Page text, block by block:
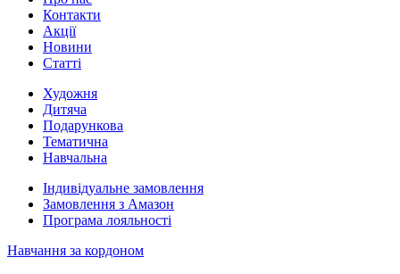
Контакти
Акції
Новини
Статті
Художня
Дитяча
Подарункова
Тематична
Навчальна
Індивідуальне замовлення
Замовлення з Амазон
Програма лояльності
Навчання за кордоном